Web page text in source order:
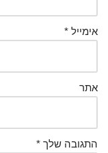
אימייל *
אתר
התגובה שלך *